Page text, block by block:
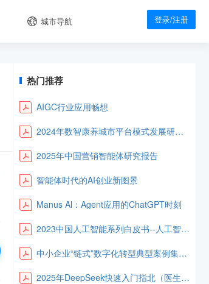
城市导航 登录/注册
热门推荐
AIGC行业应用畅想
2024年数智康养城市平台模式发展研究报告
2025年中国营销智能体研究报告
智能体时代的AI创业新图景
Manus Al：Agent应用的ChatGPT时刻
2023中国人工智能系列白皮书--人工智能原理
中小企业“链式”数字化转型典型案例集（2022年）
2025年DeepSeek快速入门指北（医生版）